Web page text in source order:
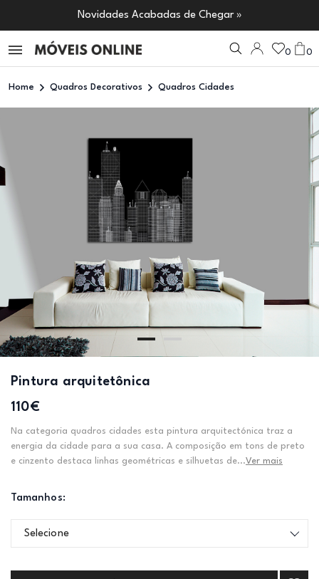
Novidades Acabadas de Chegar »
0 0
Home Quadros Decorativos Quadros Cidades
Pintura arquitetônica
110€
Na categoria quadros cidades esta pintura arquitectónica traz a
energia da cidade para a sua casa. A composição em tons de preto
e cinzento destaca linhas geométricas e silhuetas de...Ver mais
Tamanhos:
Selecione